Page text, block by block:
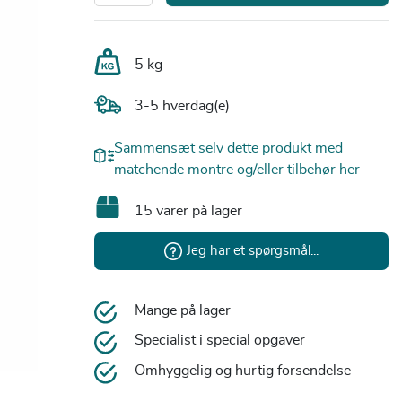
5 kg
3-5 hverdag(e)
Sammensæt selv dette produkt med
matchende montre og/eller tilbehør her
15 varer på lager
Jeg har et spørgsmål...
Mange på lager
Specialist i special opgaver
Omhyggelig og hurtig forsendelse